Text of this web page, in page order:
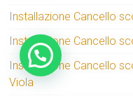
Installazione Cancello
Installazione Cancello
Installazione Cancello
Viola